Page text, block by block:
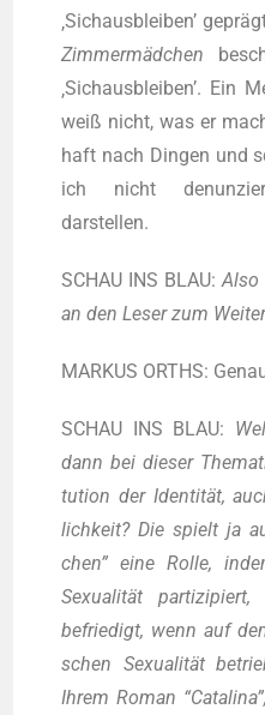
‚Sich­aus­blei­ben’
Zim­mer­mäd­chen
‚Sich­aus­blei­ben’. Ein
weiß nicht, was er
haft nach Din­gen und
ich nicht
darstellen.
SCHAU INS BLAU:Also
an den Leser zum
MARKUS ORTHS:
SCHAU INS BLAU:
dann bei die­ser
tu­ti­on der Iden­ti­tät,
lich­keit? Die spielt ja
chen” eine Rol­le,
Sexua­li­tät
befrie­digt, wenn auf
schen Sexua­li­tät
Ihrem Roman